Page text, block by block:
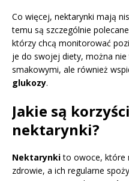
Co więcej, nektarynki mają
temu są szczególnie
którzy chcą monitorować
je do swojej diety, można
smakowymi, ale również
glukozy.
Jakie są
nektarynki?
Nektarynkito owoce, które
zdrowie, a ich regularne